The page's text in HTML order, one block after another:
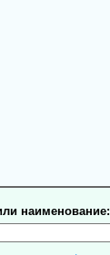
наименование: